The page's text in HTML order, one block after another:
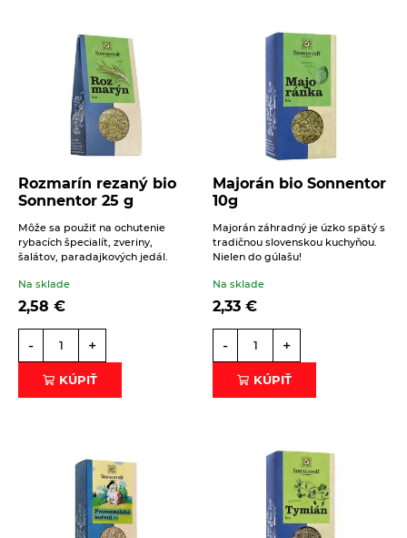
Beriem na vedomie spracovanie osobných údajov
ODOSLAŤ
16. 6. 2021
Cuketové loďky so špaldovou tarhoňou
ČÍTAŤ VIAC
Rozmarín rezaný bio
Sonnentor 25 g
Môže sa použiť na ochutenie
rybacích špecialít, zveriny,
šalátov, paradajkových jedál.
Na sklade
2,58 €
- +
KÚPIŤ
Majorán bio Sonnentor
10g
Majorán záhradný je úzko spätý s
tradičnou slovenskou kuchyňou.
Nielen do gúlašu!
Na sklade
2,33 €
- +
KÚPIŤ